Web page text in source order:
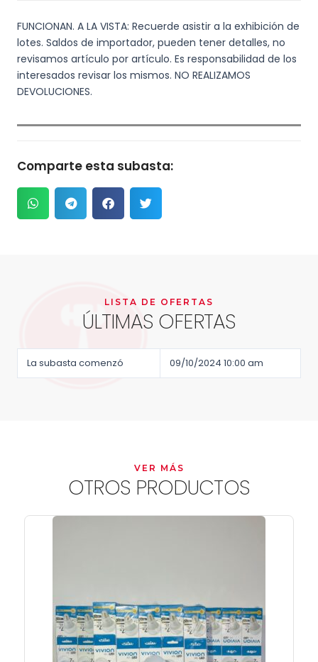
FUNCIONAN. A LA VISTA: Recuerde asistir a la exhibición de
lotes. Saldos de importador, pueden tener detalles, no
revisamos artículo por artículo. Es responsabilidad de los
interesados revisar los mismos. NO REALIZAMOS
DEVOLUCIONES.
Comparte esta subasta:
LISTA DE OFERTAS
ÚLTIMAS OFERTAS
La subasta comenzó 09/10/2024 10:00 am
VER MÁS
OTROS PRODUCTOS